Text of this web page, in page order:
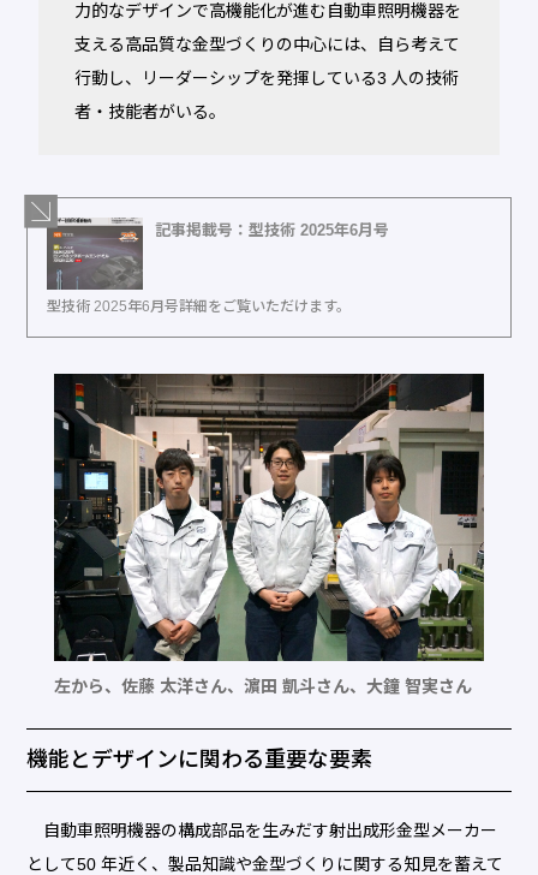
力的なデザインで高機能化が進む自動車照明機器を
支える高品質な金型づくりの中心には、自ら考えて
行動し、リーダーシップを発揮している3 人の技術
者・技能者がいる。
記事掲載号：型技術 2025年6月号
型技術 2025年6月号詳細をご覧いただけます。
左から、佐藤 太洋さん、濵田 凱斗さん、大鐘 智実さん
機能とデザインに関わる重要な要素
自動車照明機器の構成部品を生みだす射出成形金型メーカー
として50 年近く、製品知識や金型づくりに関する知見を蓄えて